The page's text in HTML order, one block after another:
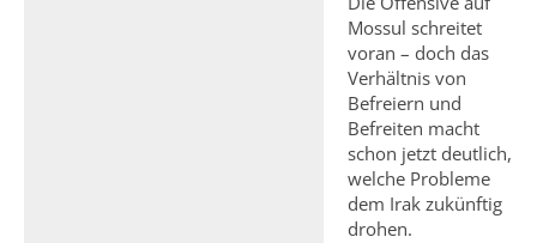
Mossul schreitet
voran – doch das
Verhältnis von
Befreiern und
Befreiten macht
schon jetzt deutlich,
welche Probleme
dem Irak zukünftig
drohen.